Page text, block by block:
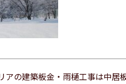
アの建築板金・雨樋工事は中居